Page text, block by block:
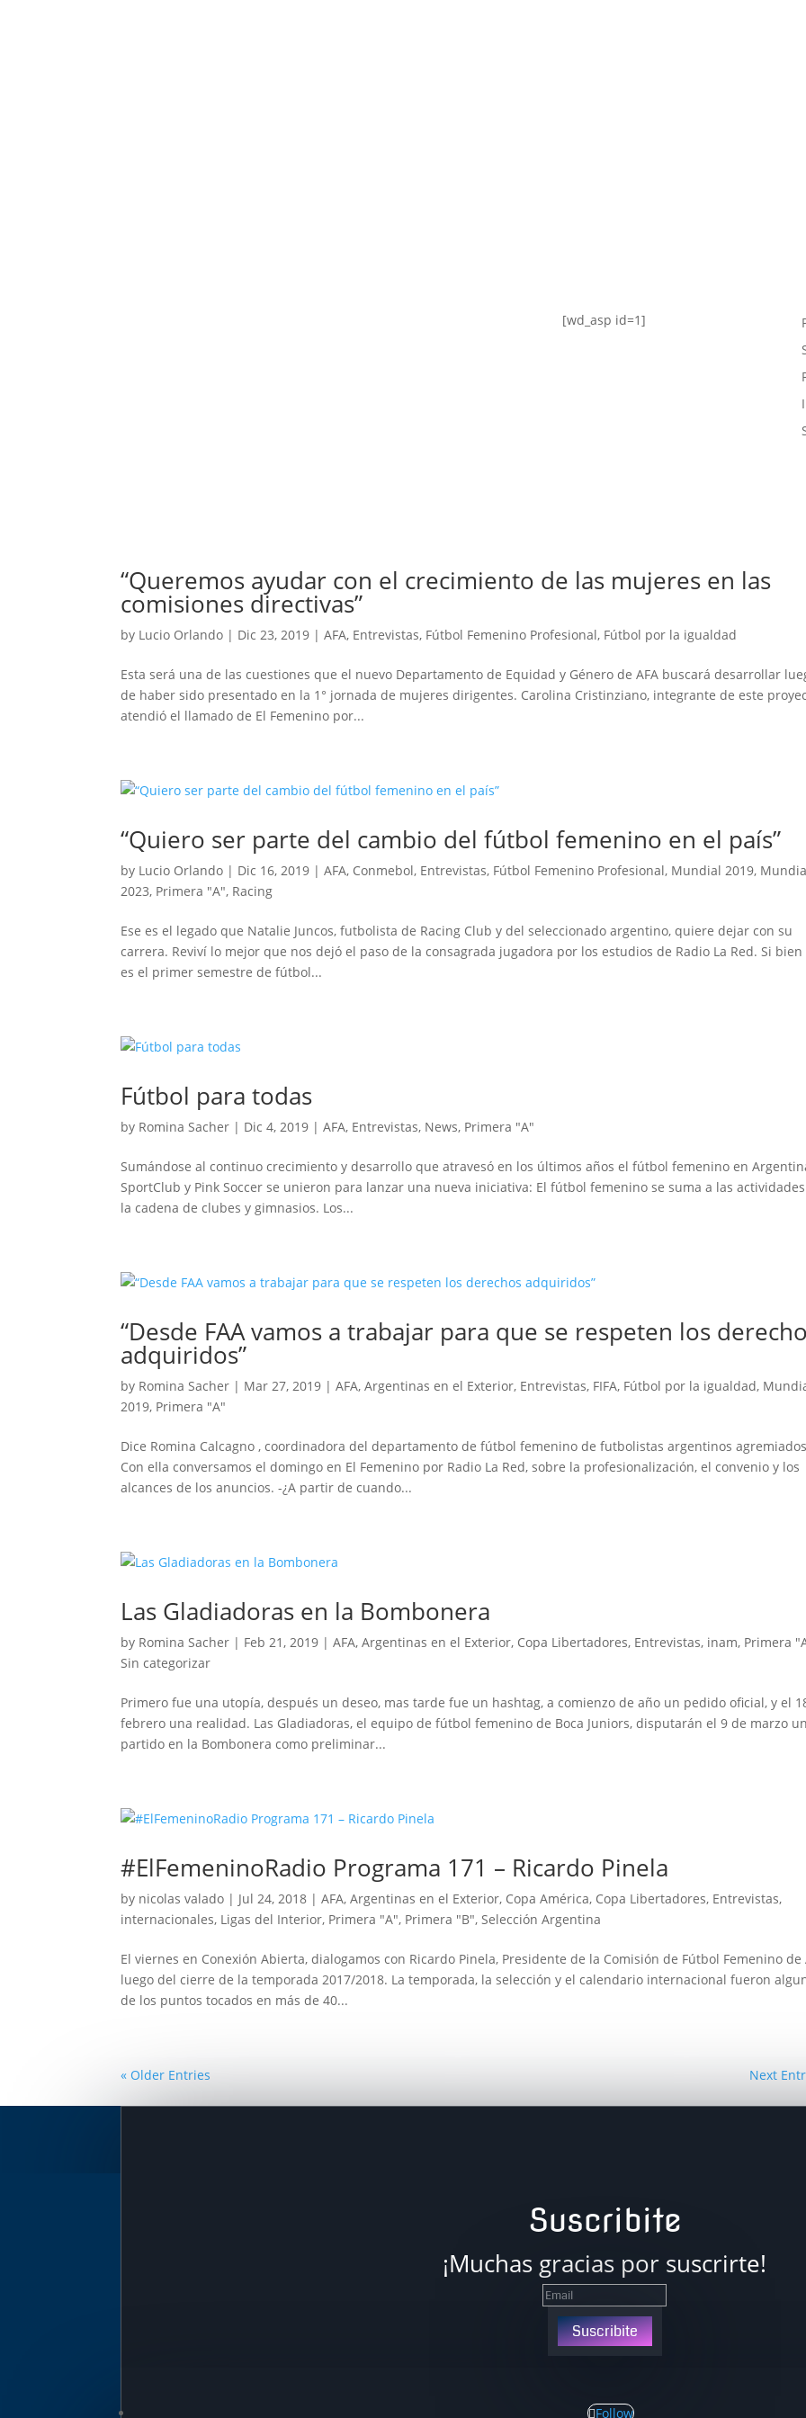
[wd_asp id=1]
“Queremos ayudar con el crecimiento de las mujeres en las
comisiones directivas”
by Lucio Orlando | Dic 23, 2019 |AFA, Entrevistas, Fútbol Femenino Profesional, Fútbol por la igualdad
Esta será una de las cuestiones que el nuevo Departamento de Equidad y Género de AFA buscará desarrollar
de haber sido presentado en la 1° jornada de mujeres dirigentes. Carolina Cristinziano, integrante de este
atendió el llamado de El Femenino por...
“Quiero ser parte del cambio del fútbol femenino en el país”
by Lucio Orlando | Dic 16, 2019 |AFA, Conmebol, Entrevistas, Fútbol Femenino Profesional, Mundial 2019,
2023, Primera "A", Racing
Ese es el legado que Natalie Juncos, futbolista de Racing Club y del seleccionado argentino, quiere dejar con su
carrera. Reviví lo mejor que nos dejó el paso de la consagrada jugadora por los estudios de Radio La Red. Si bien
es el primer semestre de fútbol...
Fútbol para todas
by Romina Sacher | Dic 4, 2019 |AFA, Entrevistas, News, Primera "A"
Sumándose al continuo crecimiento y desarrollo que atravesó en los últimos años el fútbol femenino en
SportClub y Pink Soccer se unieron para lanzar una nueva iniciativa: El fútbol femenino se suma a las
la cadena de clubes y gimnasios. Los...
“Desde FAA vamos a trabajar para que se respeten los
adquiridos”
by Romina Sacher | Mar 27, 2019 |AFA,Argentinas en el Exterior, Entrevistas, FIFA, Fútbol por la igualdad,
2019, Primera "A"
Dice Romina Calcagno , coordinadora del departamento de fútbol femenino de futbolistas argentinos
Con ella conversamos el domingo en El Femenino por Radio La Red, sobre la profesionalización, el convenio y los
alcances de los anuncios. -¿A partir de cuando...
Las Gladiadoras en la Bombonera
by Romina Sacher | Feb 21, 2019 |AFA,Argentinas en el Exterior, Copa Libertadores, Entrevistas, inam, Primera
Sin categorizar
Primero fue una utopía, después un deseo, mas tarde fue un hashtag, a comienzo de año un pedido oficial, y el
febrero una realidad. Las Gladiadoras, el equipo de fútbol femenino de Boca Juniors, disputarán el 9 de marzo un
partido en la Bombonera como preliminar...
#ElFemeninoRadio Programa 171 – Ricardo Pinela
by nicolas valado | Jul 24, 2018 |AFA,Argentinas en el Exterior, Copa América, Copa Libertadores, Entrevistas,
internacionales, Ligas del Interior, Primera "A", Primera "B",Selección Argentina
El viernes en Conexión Abierta, dialogamos con Ricardo Pinela, Presidente de la Comisión de Fútbol Femenino de
luego del cierre de la temporada 2017/2018. La temporada, la selección y el calendario internacional fueron
de los puntos tocados en más de 40...
« Older Entries Next
Suscribite
¡Muchas gracias por suscrirte!
Suscribite
Follow